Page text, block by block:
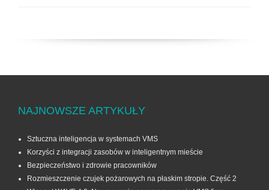
NAJNOWSZE ARTYKUŁY
Sztuczna inteligencja w systemach VMS
Korzyści z integracji zasobów w inteligentnym mieście
Bezpieczeństwo i zdrowie pracowników
Rozmieszczenie czujek pożarowych na płaskim stropie. Część 2